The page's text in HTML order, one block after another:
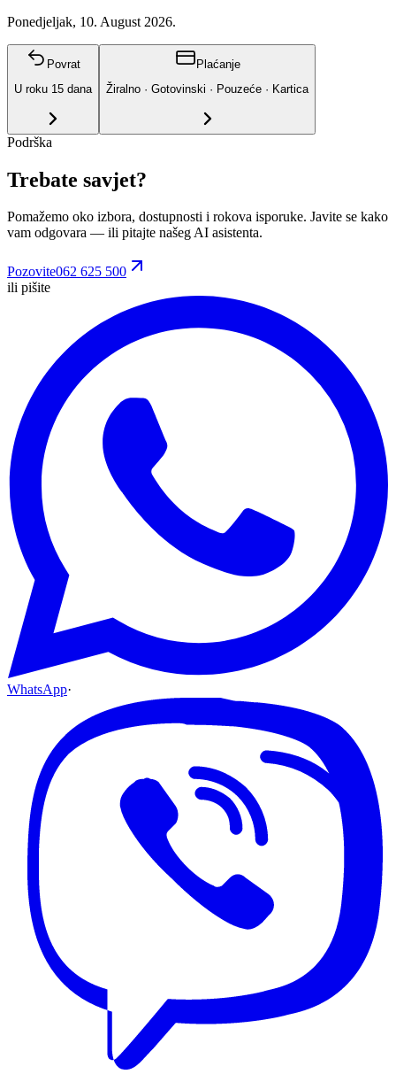
Ponedjeljak, 10. August 2026.
Povrat
U roku 15 dana
Plaćanje
Žiralno · Gotovinski · Pouzeće · Kartica
Podrška
Trebate savjet?
Pomažemo oko izbora, dostupnosti i rokova isporuke. Javite se kako
vam odgovara — ili pitajte našeg AI asistenta.
Pozovite062 625 500
ili pišite
WhatsApp·